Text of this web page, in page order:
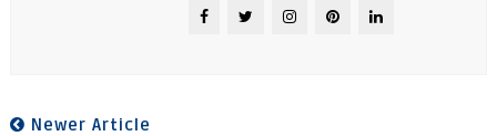
Newer Article